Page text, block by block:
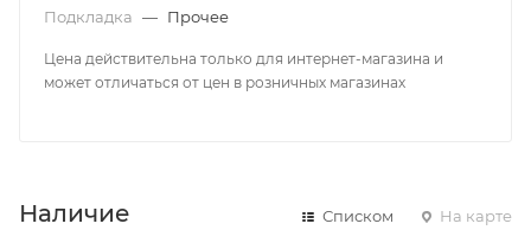
Подкладка — Прочее
Цена действительна только для интернет-магазина и
может отличаться от цен в розничных магазинах
Наличие Списком На карте